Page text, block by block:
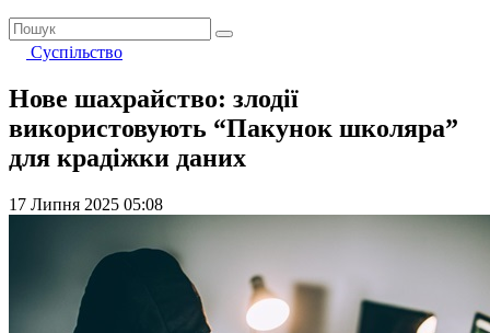
Суспільство
Нове шахрайство: злодії
використовують “Пакунок школяра”
для крадіжки даних
17 Липня 2025 05:08